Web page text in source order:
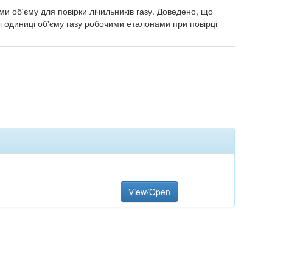
об'єму для повірки лічильників газу. Доведено, що
об'єму газу робочими еталонами при повірці
View/Open